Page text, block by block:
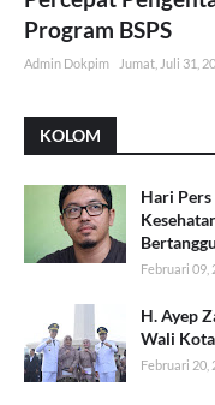
Program BSPS
Admin Dokpim Jumat, Juli 31,
KOLOM
Hari Pers
Februari 09,
H. Ayep
Wali
Februari 20,